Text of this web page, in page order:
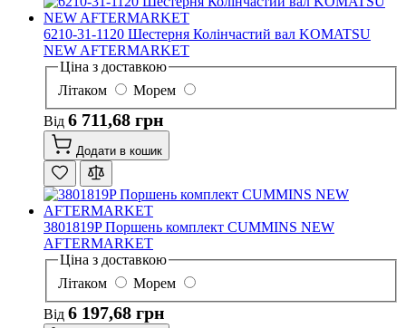
6210-31-1120 Шестерня Колінчастий вал KOMATSU
NEW AFTERMARKET
Ціна з доставкою
Літаком
Морем
Від 6 711,68 грн
Додати в кошик
3801819P Поршень комплект CUMMINS NEW
AFTERMARKET
Ціна з доставкою
Літаком
Морем
Від 6 197,68 грн